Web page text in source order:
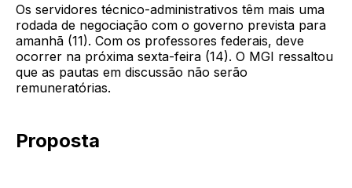
Os servidores técnico-administrativos têm mais uma
rodada de negociação com o governo prevista para
amanhã (11). Com os professores federais, deve
ocorrer na próxima sexta-feira (14). O MGI ressaltou
que as pautas em discussão não serão
remuneratórias.
Proposta